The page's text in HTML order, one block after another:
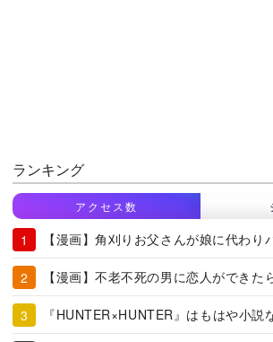
ランキング
アクセス数
【漫画】角刈りお父さんが娘に代わり
【漫画】不老不死の男に恋人ができた
『HUNTER×HUNTER』はもはや小説